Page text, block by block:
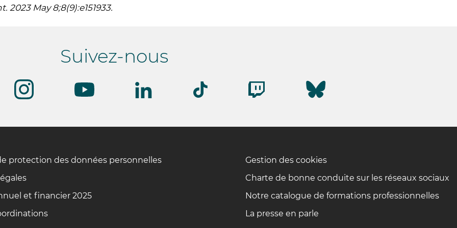
2023 May 8;8(9):e151933.
Suivez-nous
protection des données personnelles
et financier 2025
Gestion des cookies
Charte de bonne conduite sur les réseaux sociaux
Notre catalogue de formations professionnelles
La presse en parle